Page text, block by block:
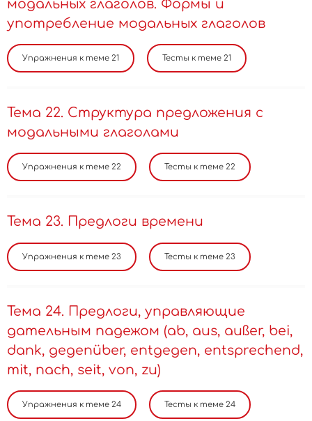
модальных глаголов. Формы и
употребление модальных глаголов
Тема 22. Структура предложения с
модальными глаголами
Тема 23. Предлоги времени
Тема 24. Предлоги, управляющие
дательным падежом (ab, aus, außer, bei,
dank, gegenüber, entgegen, entsprechend,
mit, nach, seit, von, zu)